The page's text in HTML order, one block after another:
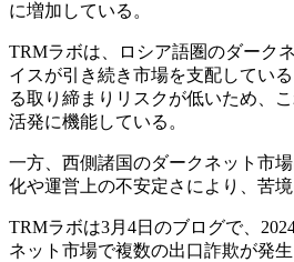
に増加している。
TRMラボは、ロシア語圏のダーク
イスが引き続き市場を支配してい
る取り締まりリスクが低いため、
活発に機能している。
一方、西側諸国のダークネット市
化や運営上の不安定さにより、苦境
TRMラボは3月4日のブログで、
ネット市場で複数の出口詐欺が発